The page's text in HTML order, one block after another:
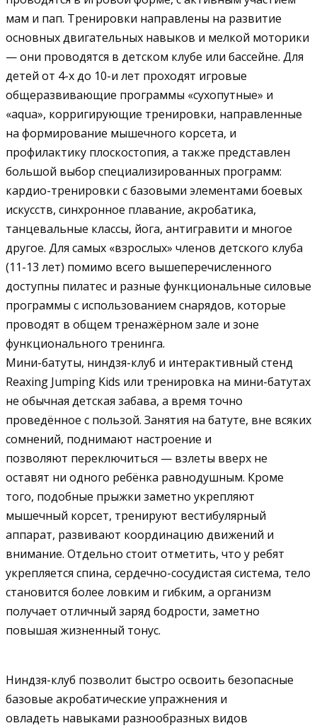
мам и пап. Тренировки направлены на развитие
основных двигательных навыков и мелкой моторики
— они проводятся в детском клубе или бассейне. Для
детей от 4-х до 10-и лет проходят игровые
общеразвивающие программы «сухопутные» и
«aqua», корригирующие тренировки, направленные
на формирование мышечного корсета, и
профилактику плоскостопия, а также представлен
большой выбор специализированных программ:
кардио-тренировки с базовыми элементами боевых
искусств, синхронное плавание, акробатика,
танцевальные классы, йога, антигравити и многое
другое. Для самых «взрослых» членов детского клуба
(11-13 лет) помимо всего вышеперечисленного
доступны пилатес и разные функциональные силовые
программы с использованием снарядов, которые
проводят в общем тренажёрном зале и зоне
функционального тренинга.
Мини-батуты, ниндзя-клуб и интерактивный стенд
Reaxing Jumping Kids или тренировка на мини-батутах
не обычная детская забава, а время точно
проведённое с пользой. Занятия на батуте, вне всяких
сомнений, поднимают настроение и
позволяют переключиться — взлеты вверх не
оставят ни одного ребёнка равнодушным. Кроме
того, подобные прыжки заметно укрепляют
мышечный корсет, тренируют вестибулярный
аппарат, развивают координацию движений и
внимание. Отдельно стоит отметить, что у ребят
укрепляется спина, сердечно-сосудистая система, тело
становится более ловким и гибким, а организм
получает отличный заряд бодрости, заметно
повышая жизненный тонус.
Ниндзя-клуб позволит быстро освоить безопасные
базовые акробатические упражнения и
овладеть навыками разнообразных видов